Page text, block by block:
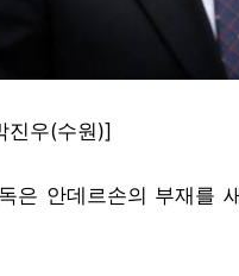
진우(수원)]
은 안데르손의 부재를